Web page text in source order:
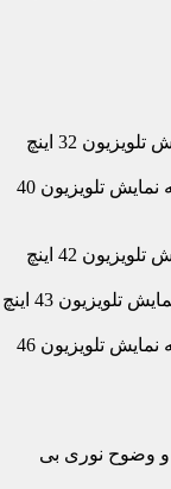
32 اینچ
قیمت و خرید اینترنتی انواع محافظ صفحه نمایش تلویزیون 40
42 اینچ
43 اینچ
قیمت و خرید اینترنتی انواع محافظ صفحه نمایش تلویزیون 46
وضوح نوری بی